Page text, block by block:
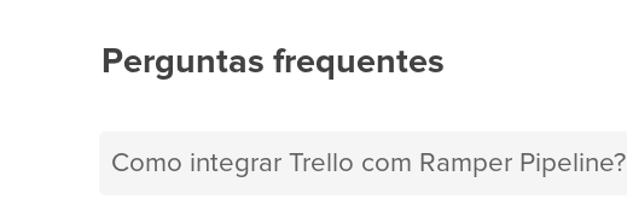
Perguntas frequentes
Como integrar Trello com Ramper Pipeline?